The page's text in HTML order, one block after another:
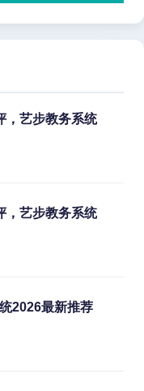
，艺步教务系统
，艺步教务系统
2026最新推荐